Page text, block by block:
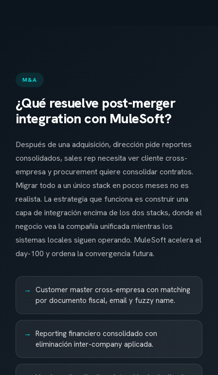
M&A
¿Qué resuelve post-merger
integration con MuleSoft?
Después de una adquisición, dirección pide reportes
consolidados, sales rep necesita ver cliente cross-
empresa y procurement quiere consolidar contratos.
Migrar todo a un único stack en pocos meses no es
realista. La estrategia que funciona es construir una
capa de integración encima de los dos stacks, donde el
negocio vea la compañía unificada mientras los
sistemas locales siguen operando. MuleSoft acelera el
day-100 y ordena la convergencia futura.
Customer master cross-empresa con matching
por documento fiscal, email y fuzzy name.
Reporting financiero consolidado con
eliminación inter-company aplicada.